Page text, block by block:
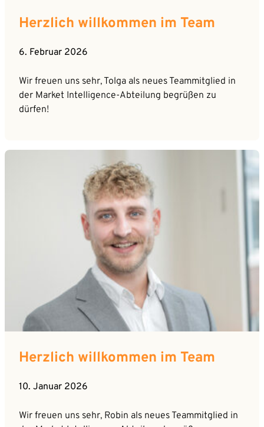
Herzlich willkommen im Team
6. Februar 2026
Wir freuen uns sehr, Tolga als neues Teammitglied in
der Market Intelligence-Abteilung begrüßen zu
dürfen!
Herzlich willkommen im Team
10. Januar 2026
Wir freuen uns sehr, Robin als neues Teammitglied in